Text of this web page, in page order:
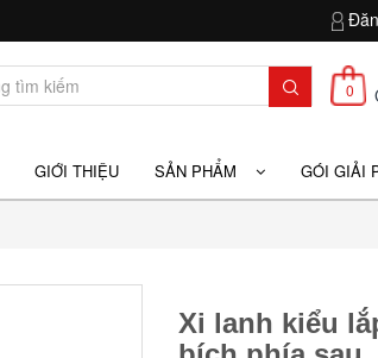
0
GIỚI THIỆU SẢN PHẨM GÓI GIẢI
Xi lanh kiểu